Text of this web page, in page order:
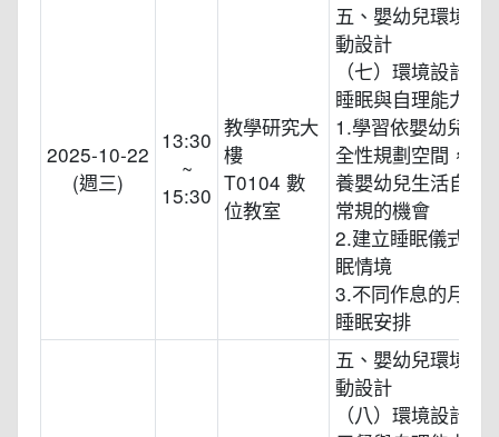
2025-10-22
(週三)
13:30
~
15:30
教學研究大
樓
T0104 數
位教室
五、嬰幼兒環境規
動設計
（七）環境設計與
睡眠與自理能力
1.學習依嬰幼兒需
全性規劃空間，並
養嬰幼兒生活自理
常規的機會
2.建立睡眠儀式與
眠情境
3.不同作息的月齡
睡眠安排
五、嬰幼兒環境規
動設計
（八）環境設計與